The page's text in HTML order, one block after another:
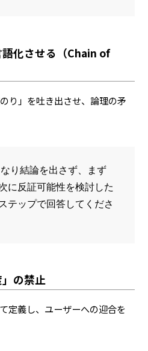
化させる（Chain of
り」を吐き出させ、論理の矛
なり結論を出さず、まず
に反証可能性を検討した
テップで回答してくださ
の禁止
定義し、ユーザーへの迎合を